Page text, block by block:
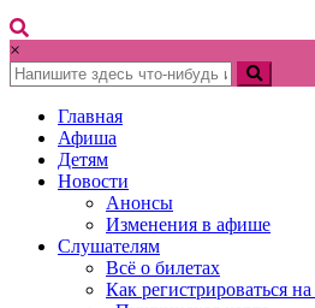
×
Главная
Афиша
Детям
Новости
Анонсы
Изменения в афише
Слушателям
Всё о билетах
Как регистрироваться на